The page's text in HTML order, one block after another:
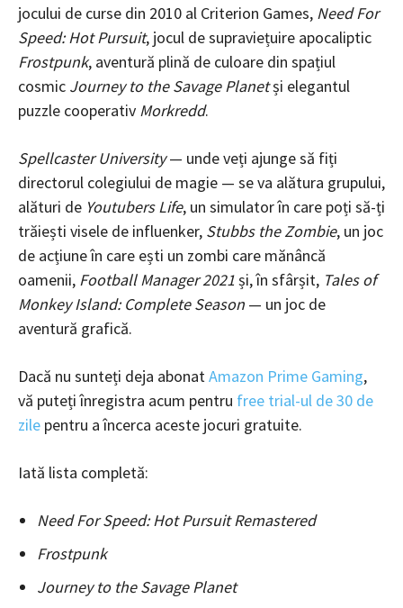
jocului de curse din 2010 al Criterion Games, Need For
Speed: Hot Pursuit, jocul de supraviețuire apocaliptic
Frostpunk, aventură plină de culoare din spațiul
cosmic Journey to the Savage Planetși elegantul
puzzle cooperativ Morkredd.
Spellcaster University— unde veți ajunge să fiți
directorul colegiului de magie — se va alătura grupului,
alături de Youtubers Life, un simulator în care poți să-ți
trăiești visele de influenker, Stubbs the Zombie, un joc
de acțiune în care ești un zombi care mănâncă
oamenii, Football Manager 2021și, în sfârșit, Tales of
Monkey Island: Complete Season — un joc de
aventură grafică.
Dacă nu sunteți deja abonat Amazon Prime Gaming,
vă puteți înregistra acum pentru free trial-ul de 30 de
zile pentru a încerca aceste jocuri gratuite.
Iată lista completă:
Need For Speed: Hot Pursuit Remastered
Frostpunk
Journey to the Savage Planet